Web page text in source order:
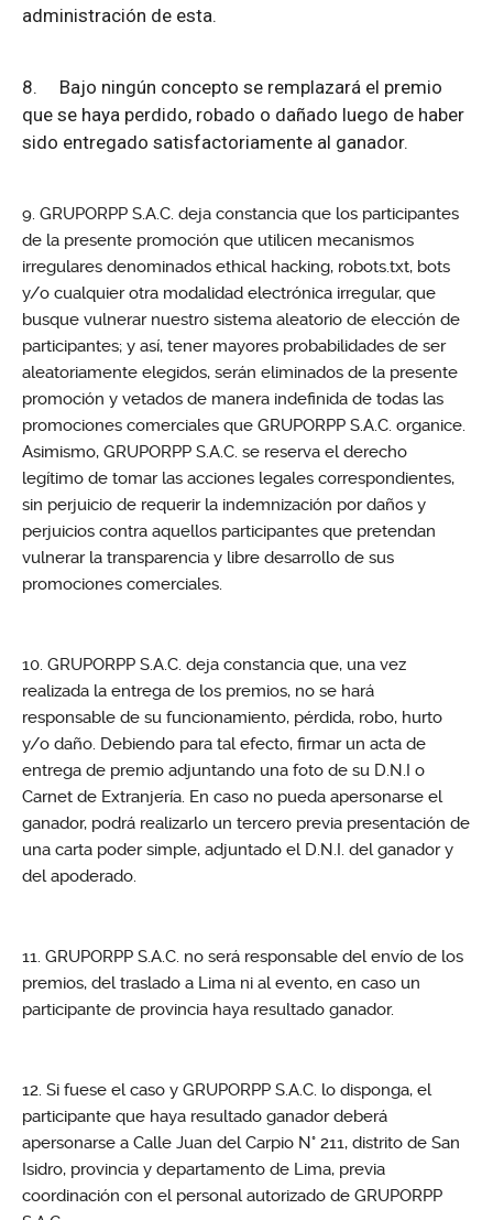
administración de esta.
8. Bajo ningún concepto se remplazará el premio
que se haya perdido, robado o dañado luego de haber
sido entregado satisfactoriamente al ganador.
GRUPORPP S.A.C. deja constancia que los participantes
de la presente promoción que utilicen mecanismos
irregulares denominados ethical hacking, robots.txt, bots
y/o cualquier otra modalidad electrónica irregular, que
busque vulnerar nuestro sistema aleatorio de elección de
participantes; y así, tener mayores probabilidades de ser
aleatoriamente elegidos, serán eliminados de la presente
promoción y vetados de manera indefinida de todas las
promociones comerciales que GRUPORPP S.A.C. organice.
Asimismo, GRUPORPP S.A.C. se reserva el derecho
legítimo de tomar las acciones legales correspondientes,
sin perjuicio de requerir la indemnización por daños y
perjuicios contra aquellos participantes que pretendan
vulnerar la transparencia y libre desarrollo de sus
promociones comerciales.
GRUPORPP S.A.C. deja constancia que, una vez
realizada la entrega de los premios, no se hará
responsable de su funcionamiento, pérdida, robo, hurto
y/o daño. Debiendo para tal efecto, firmar un acta de
entrega de premio adjuntando una foto de su D.N.I o
Carnet de Extranjería. En caso no pueda apersonarse el
ganador, podrá realizarlo un tercero previa presentación de
una carta poder simple, adjuntado el D.N.I. del ganador y
del apoderado.
GRUPORPP S.A.C. no será responsable del envío de los
premios, del traslado a Lima ni al evento, en caso un
participante de provincia haya resultado ganador.
Si fuese el caso y GRUPORPP S.A.C. lo disponga, el
participante que haya resultado ganador deberá
apersonarse a Calle Juan del Carpio N° 211, distrito de San
Isidro, provincia y departamento de Lima, previa
coordinación con el personal autorizado de GRUPORPP